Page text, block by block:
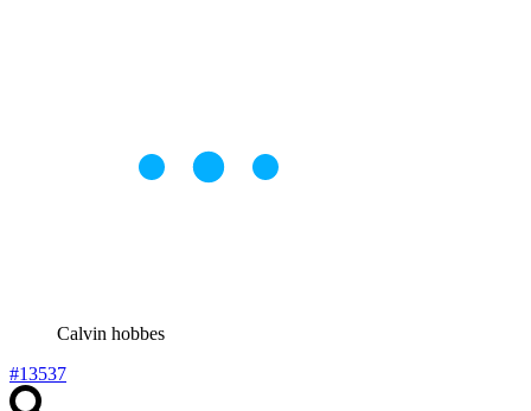
Calvin hobbes
#13537